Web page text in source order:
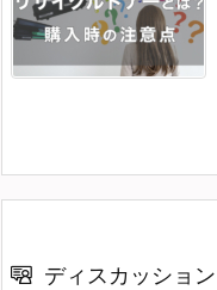
ディスカッション